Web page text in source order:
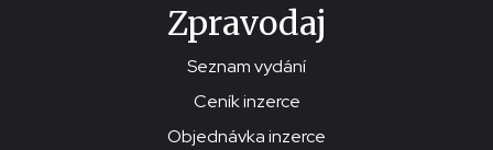
Zpravodaj
Seznam vydání
Ceník inzerce
Objednávka inzerce